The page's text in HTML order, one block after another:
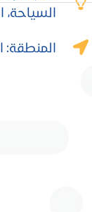
السياحة،
المنطقة: